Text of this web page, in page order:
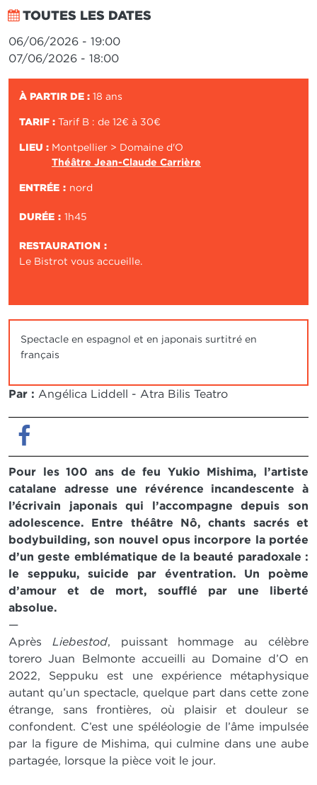
TOUTES LES DATES
06/06/2026 - 19:00
07/06/2026 - 18:00
À PARTIR DE : 18 ans
TARIF : Tarif B : de 12€ à 30€
LIEU : Montpellier > Domaine d'O
Théâtre Jean-Claude Carrière
ENTRÉE nord
DURÉE 1h45
RESTAURATION
Le Bistrot vous accueille.
Spectacle en espagnol et en japonais surtitré en
français
Par : Angélica Liddell - Atra Bilis Teatro
Pour les 100 ans de feu Yukio Mishima, l’artiste
catalane adresse une révérence incandescente à
l’écrivain japonais qui l’accompagne depuis son
adolescence. Entre théâtre Nô, chants sacrés et
bodybuilding, son nouvel opus incorpore la portée
d’un geste emblématique de la beauté paradoxale :
le seppuku, suicide par éventration. Un poème
d’amour et de mort, soufflé par une liberté
absolue.
—
Après Liebestod, puissant hommage au célèbre
torero Juan Belmonte accueilli au Domaine d’O en
2022, Seppuku est une expérience métaphysique
autant qu’un spectacle, quelque part dans cette zone
étrange, sans frontières, où plaisir et douleur se
confondent. C’est une spéléologie de l’âme impulsée
par la figure de Mishima, qui culmine dans une aube
partagée, lorsque la pièce voit le jour.